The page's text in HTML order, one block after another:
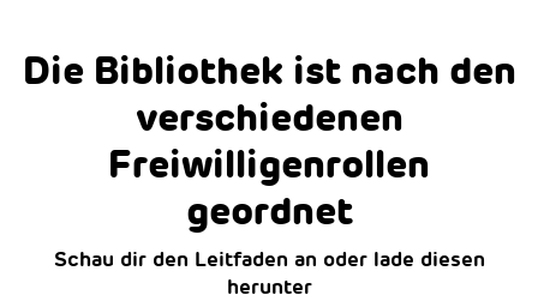
Die Bibliothek ist nach den
verschiedenen
Freiwilligenrollen
geordnet
Schau dir den Leitfaden an oder lade diesen
herunter